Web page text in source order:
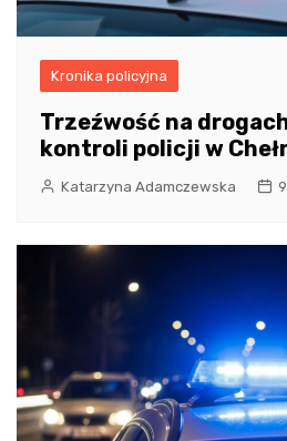
Kronika policyjna
Trzeźwość na
kontroli policji w
Katarzyna Adamczewska